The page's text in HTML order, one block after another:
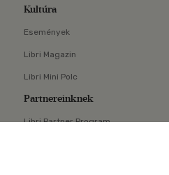
×
Kultúra
Események
Libri Magazin
Libri Mini Polc
Partnereinknek
Libri Partner Program